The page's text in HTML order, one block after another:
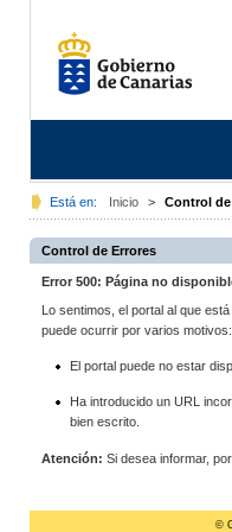
Está en: Inicio > Control
Control de Errores
Error 500: Página no
Lo sentimos, el portal al que
puede ocurrir por varios motivos:
El portal puede no estar
Ha introducido un URL
bien escrito.
Atención: Si desea informar,
©